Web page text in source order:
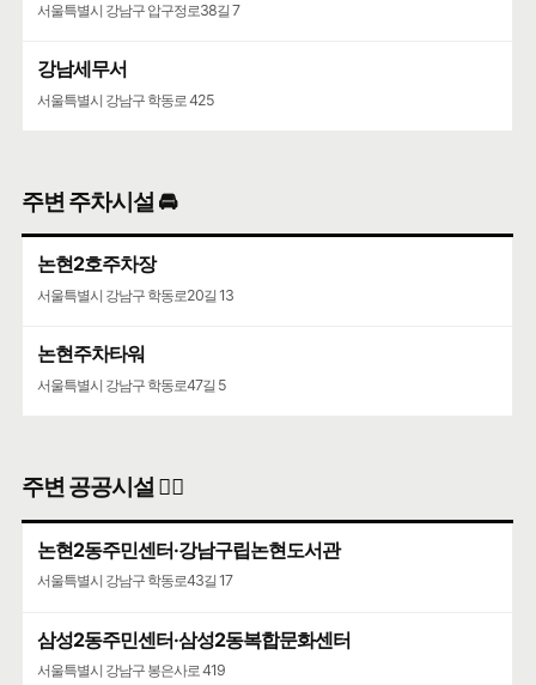
서울특별시 강남구 압구정로38길 7
강남세무서
서울특별시 강남구 학동로 425
주변 주차시설 🚘
논현2호주차장
서울특별시 강남구 학동로20길 13
논현주차타워
서울특별시 강남구 학동로47길 5
주변 공공시설 👨‍✈️
논현2동주민센터·강남구립논현도서관
서울특별시 강남구 학동로43길 17
삼성2동주민센터·삼성2동복합문화센터
서울특별시 강남구 봉은사로 419